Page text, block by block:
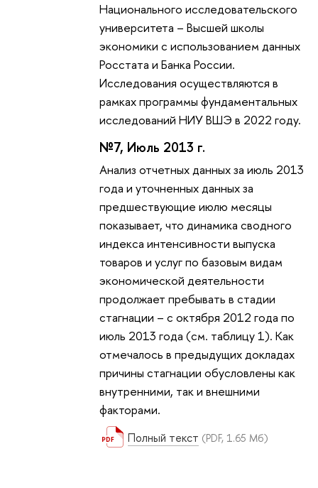
Национального исследовательского
университета – Высшей школы
экономики с использованием данных
Росстата и Банка России.
Исследования осуществляются в
рамках программы фундаментальных
исследований НИУ ВШЭ в 2022 году.
№7, Июль 2013 г.
Анализ отчетных данных за июль 2013
года и уточненных данных за
предшествующие июлю месяцы
показывает, что динамика сводного
индекса интенсивности выпуска
товаров и услуг по базовым видам
экономической деятельности
продолжает пребывать в стадии
стагнации – с октября 2012 года по
июль 2013 года (см. таблицу 1). Как
отмечалось в предыдущих докладах
причины стагнации обусловлены как
внутренними, так и внешними
факторами.
Полный текст (PDF, 1.65 Мб)